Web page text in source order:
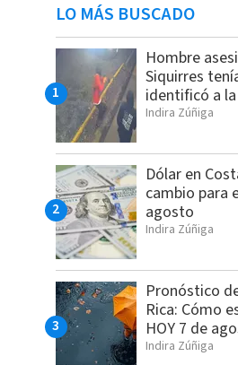
LO MÁS BUSCADO
Hombre
Siquirres
identificó a
Indira Zúñiga
Dólar en
cambio para
agosto
Indira Zúñiga
Pronóstico
Rica: Cómo
HOY 7 de
Indira Zúñiga